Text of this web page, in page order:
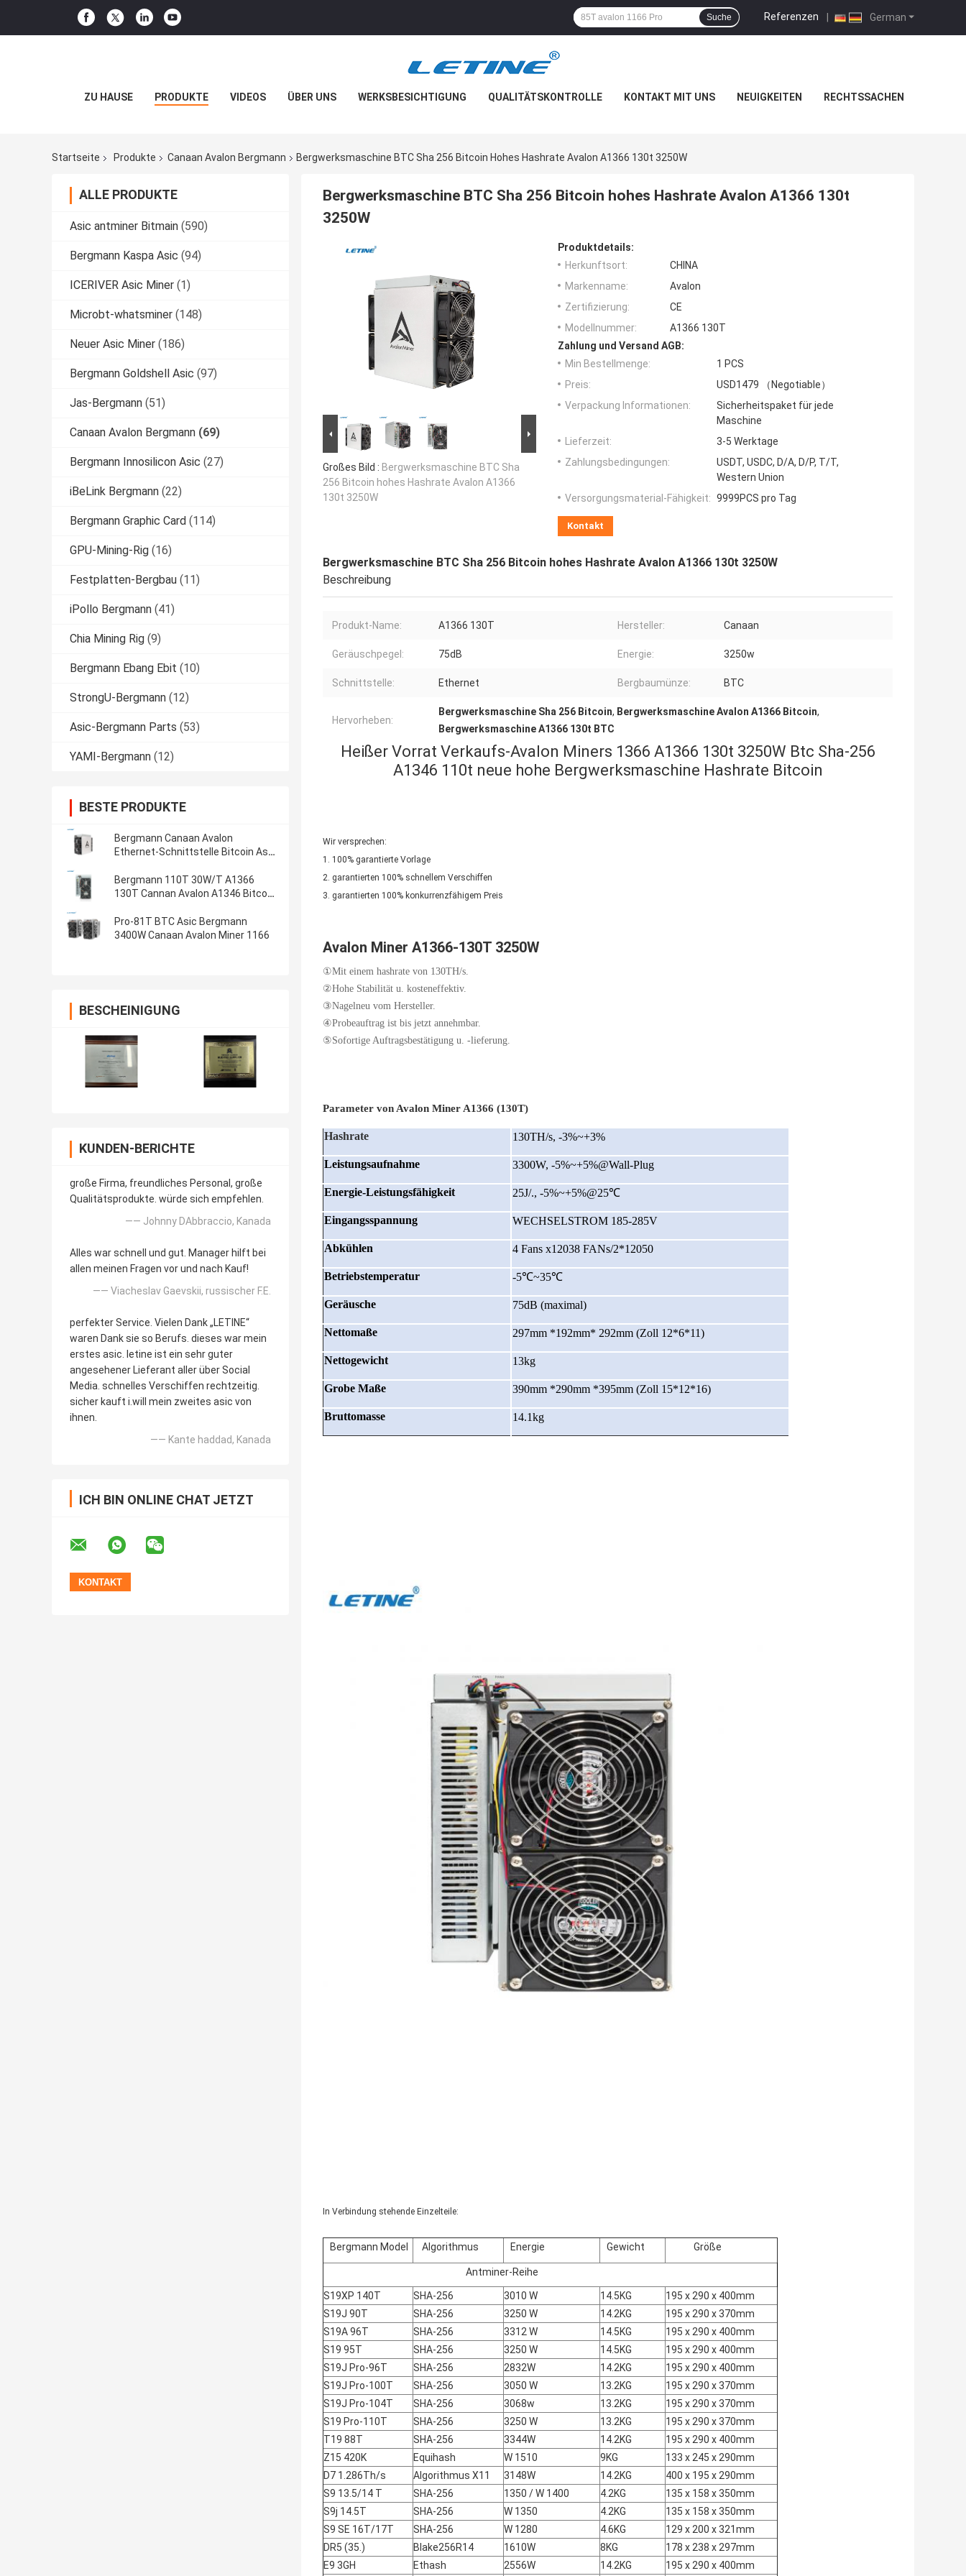
German
Referenzen |
Suche
ZU HAUSE PRODUKTE VIDEOS ÜBER UNS WERKSBESICHTIGUNG QUALITÄTSKONTROLLE KONTAKT MIT UNS NEUIGKEITEN RECHTSSACHEN
Startseite Produkte Canaan Avalon Bergmann Bergwerksmaschine BTC Sha 256 Bitcoin Hohes Hashrate Avalon A1366 130t 3250W
ALLE PRODUKTE
Asic antminer Bitmain (590)
Bergmann Kaspa Asic (94)
ICERIVER Asic Miner (1)
Microbt-whatsminer (148)
Neuer Asic Miner (186)
Bergmann Goldshell Asic (97)
Jas-Bergmann (51)
Canaan Avalon Bergmann (69)
Bergmann Innosilicon Asic (27)
iBeLink Bergmann (22)
Bergmann Graphic Card (114)
GPU-Mining-Rig (16)
Festplatten-Bergbau (11)
iPollo Bergmann (41)
Chia Mining Rig (9)
Bergmann Ebang Ebit (10)
StrongU-Bergmann (12)
Asic-Bergmann Parts (53)
YAMI-Bergmann (12)
BESTE PRODUKTE
Bergmann Canaan Avalon
Ethernet-Schnittstelle Bitcoin Asic
Bergmann 110T 30W/T A1366
130T Cannan Avalon A1346 Bitcoin
Pro-81T BTC Asic Bergmann
3400W Canaan Avalon Miner 1166
BESCHEINIGUNG
KUNDEN-BERICHTE
große Firma, freundliches Personal, große
Qualitätsprodukte. würde sich empfehlen.
—— Johnny DAbbraccio, Kanada
Alles war schnell und gut. Manager hilft bei
allen meinen Fragen vor und nach Kauf!
—— Viacheslav Gaevskii, russischer F.E.
perfekter Service. Vielen Dank „LETINE“
waren Dank sie so Berufs. dieses war mein
erstes asic. letine ist ein sehr guter
angesehener Lieferant aller über Social
Media. schnelles Verschiffen rechtzeitig.
sicher kauft i.will mein zweites asic von
ihnen.
—— Kante haddad, Kanada
ICH BIN ONLINE CHAT JETZT
Bergwerksmaschine BTC Sha 256 Bitcoin hohes Hashrate Avalon A1366 130t
3250W
Großes Bild : Bergwerksmaschine BTC Sha
256 Bitcoin hohes Hashrate Avalon A1366
130t 3250W
Produktdetails:
Herkunftsort:
CHINA
Markenname:
Avalon
Zertifizierung:
CE
Modellnummer:
A1366 130T
Zahlung und Versand AGB:
Min Bestellmenge:
1 PCS
Preis:
USD1479 （Negotiable）
Verpackung Informationen:
Sicherheitspaket für jede
Maschine
Lieferzeit:
3-5 Werktage
Zahlungsbedingungen:
USDT, USDC, D/A, D/P, T/T,
Western Union
Versorgungsmaterial-Fähigkeit: 9999PCS pro Tag
Kontakt
Bergwerksmaschine BTC Sha 256 Bitcoin hohes Hashrate Avalon A1366 130t 3250W
Beschreibung
Produkt-Name: A1366 130T Hersteller: Canaan
Geräuschpegel: 75dB Energie: 3250w
Schnittstelle: Ethernet Bergbaumünze: BTC
Hervorheben:
Bergwerksmaschine Sha 256 Bitcoin, Bergwerksmaschine Avalon A1366 Bitcoin,
Bergwerksmaschine A1366 130t BTC
Heißer Vorrat Verkaufs-Avalon Miners 1366 A1366 130t 3250W Btc Sha-256
A1346 110t neue hohe Bergwerksmaschine Hashrate Bitcoin
Wir versprechen:
1. 100% garantierte Vorlage
2. garantierten 100% schnellem Verschiffen
3. garantierten 100% konkurrenzfähigem Preis
Avalon Miner A1366-130T 3250W
①Mit einem hashrate von 130TH/s.
②Hohe Stabilität u. kosteneffektiv.
③Nagelneu vom Hersteller.
④Probeauftrag ist bis jetzt annehmbar.
⑤Sofortige Auftragsbestätigung u. -lieferung.
Parameter von Avalon Miner A1366 (130T)
Hashrate 130TH/s, -3%~+3%
Leistungsaufnahme 3300W, -5%~+5%@Wall-Plug
Energie-Leistungsfähigkeit 25J/., -5%~+5%@25℃
Eingangsspannung WECHSELSTROM 185-285V
Abkühlen 4 Fans x12038 FANs/2*12050
Betriebstemperatur -5℃~35℃
Geräusche 75dB (maximal)
Nettomaße 297mm *192mm* 292mm (Zoll 12*6*11)
Nettogewicht 13kg
Grobe Maße 390mm *290mm *395mm (Zoll 15*12*16)
Bruttomasse 14.1kg
In Verbindung stehende Einzelteile:
Bergmann Model Algorithmus Energie Gewicht Größe
Antminer-Reihe
S19XP 140T SHA-256 3010 W 14.5KG
195 x 290 x 400mm
S19J 90T
SHA-256 3250 W 14.2KG
195 x 290 x 370mm
S19A 96T
SHA-256 3312 W 14.5KG
195 x 290 x 400mm
S19 95T
SHA-256 3250 W 14.5KG
195 x 290 x 400mm
S19J Pro-96T
SHA-256 2832W 14.2KG
195 x 290 x 400mm
S19J Pro-100T
SHA-256 3050 W 13.2KG
195 x 290 x 370mm
S19J Pro-104T
SHA-256 3068w 13.2KG
195 x 290 x 370mm
S19 Pro-110T
SHA-256 3250 W 13.2KG
195 x 290 x 370mm
T19 88T
SHA-256 3344W 14.2KG
195 x 290 x 400mm
Z15 420K
Equihash W 1510 9KG
133 x 245 x 290mm
D7 1.286Th/s
Algorithmus X11 3148W 14.2KG
400 x 195 x 290mm
S9 13.5/14 T
SHA-256 1350 / W 1400 4.2KG
135 x 158 x 350mm
S9j 14.5T
SHA-256 W 1350 4.2KG
135 x 158 x 350mm
S9 SE 16T/17T
SHA-256 W 1280 4.6KG
129 x 200 x 321mm
DR5 (35.)
Blake256R14 1610W 8KG
178 x 238 x 297mm
E9 3GH
Ethash 2556W 14.2KG 195 x 290 x 400mm